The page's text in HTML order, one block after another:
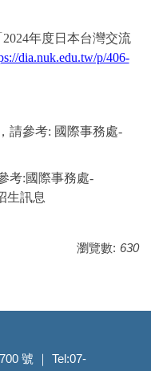
年度日本台灣交流
dia.nuk.edu.tw/p/406-
請參考: 國際事務處-
考:國際事務處-
生訊息
瀏覽數: 630
號 ｜ Tel:07-